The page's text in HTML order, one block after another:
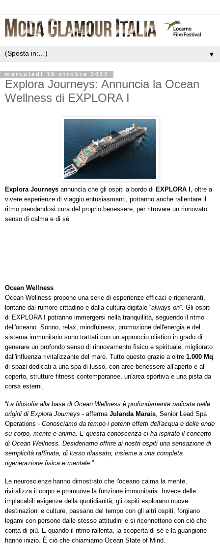
▼
mercoledì 19 ottobre 2022
Explora Journeys: Annuncia la Ocean
Wellness di EXPLORA I
Explora Journeys annuncia che gli ospiti a bordo di EXPLORA I , oltre a
vivere esperienze di viaggio entusiasmanti, potranno anche rallentare il
ritmo prendendosi cura del proprio benessere, per ritrovare un rinnovato
senso di calma e di sé.
Ocean Wellness
Ocean Wellness propone una serie di esperienze efficaci e rigeneranti,
lontane dal rumore cittadino e dalla cultura digitale “always on”. Gli ospiti
di EXPLORA I potranno immergersi nella tranquillità, seguendo il ritmo
dell'oceano. Sonno, relax, mindfulness, promozione dell'energia e del
sistema immunitario sono trattati con un approccio olistico in grado di
generare un profondo senso di rinnovamento fisico e spirituale, migliorato
dall'influenza rivitalizzante del mare. Tutto questo grazie a oltre 1.000 Mq.
di spazi dedicati a una spa di lusso, con aree benessere all'aperto e al
coperto, strutture fitness contemporanee, un'area sportiva e una pista da
corsa esterni.
“La filosofia alla base di Ocean Wellness è profondamente radicata nelle
origini di Explora Journeys - afferma Julanda Marais, Senior Lead Spa
Operations - Conosciamo da tempo i potenti effetti dell'acqua e delle onde
su corpo, mente e anima. E questa conoscenza ci ha ispirato il concetto
di Ocean Wellness. Desideriamo offrire ai nostri ospiti una sensazione di
semplicità raffinata, di lusso rilassato, insieme a una completa
rigenerazione fisica e mentale.”
Le neuroscienze hanno dimostrato che l'oceano calma la mente,
rivitalizza il corpo e promuove la funzione immunitaria. Invece delle
implacabili esigenze della quotidianità, gli ospiti esplorano nuove
destinazioni e culture, passano del tempo con gli altri ospiti, forgiano
legami con persone dalle stesse attitudini e si riconnettono con ciò che
conta di più. E quando il ritmo rallenta, la scoperta di sé e la guarigione
hanno inizio. È ciò che chiamiamo Ocean State of Mind.